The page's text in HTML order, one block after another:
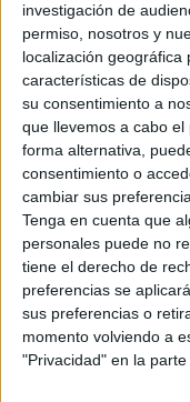
investigación de
permiso, nosotros y
localización geográfica
características de
su consentimiento a
que llevemos a cabo
forma alternativa,
consentimiento o
cambiar sus
Tenga en cuenta que
personales puede no
tiene el derecho de
preferencias se
sus preferencias o
momento volviendo a
"Privacidad" en la